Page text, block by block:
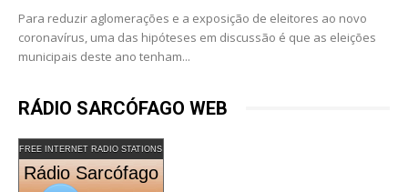
Para reduzir aglomerações e a exposição de eleitores ao novo
coronavírus, uma das hipóteses em discussão é que as eleições
municipais deste ano tenham...
RÁDIO SARCÓFAGO WEB
FREE INTERNET RADIO STATIONS
Rádio Sarcófago